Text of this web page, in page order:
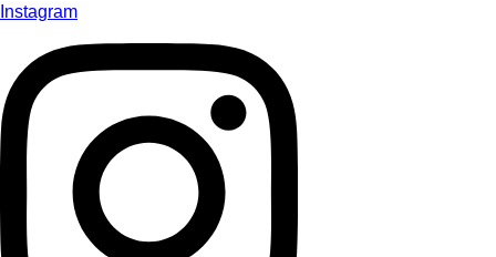
Instagram